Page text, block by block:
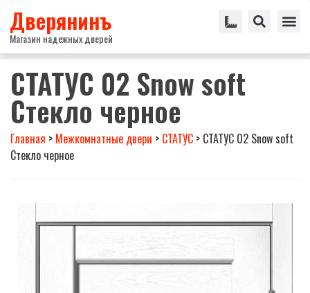
Дверянинъ
Магазин надежных дверей
СТАТУС 02 Snow soft
Стекло черное
Главная > Межкомнатные двери > СТАТУС > СТАТУС 02 Snow soft
Стекло черное